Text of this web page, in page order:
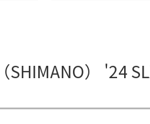
SHIMANO） '24